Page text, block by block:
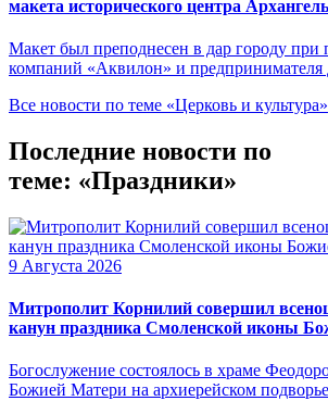
макета исторического центра
Макет был преподнесен в дар городу при
компаний «Аквилон» и
Все новости по теме «Церковь и культура»
Последние новости по
теме: «Праздники»
9 Августа 2026
Митрополит Корнилий совершил
канун праздника Смоленской иконы
Богослужение состоялось в храме
Божией Матери на архиерейском